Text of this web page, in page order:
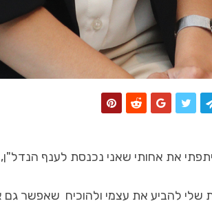
7 שנים שיתפתי את אחותי שאני נכנסת
שלי להביע את עצמי ולהוכיח שאפשר
כרמי BST